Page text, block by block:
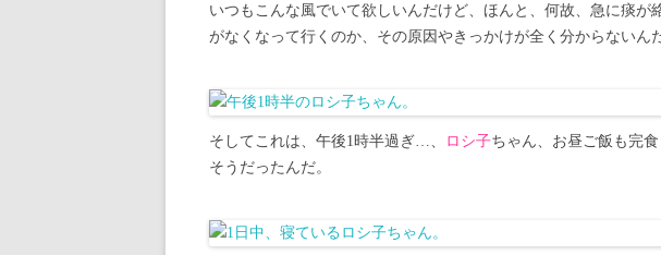
いつもこんな風でいて欲しいんだけど、ほんと、何故、急に痰が
がなくなって行くのか、その原因やきっかけが全く分からないん
そしてこれは、午後1時半過ぎ…、 ロシ子ちゃん、お昼ご飯も完
そうだったんだ。